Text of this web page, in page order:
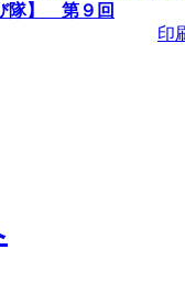
隊】 第９回
印